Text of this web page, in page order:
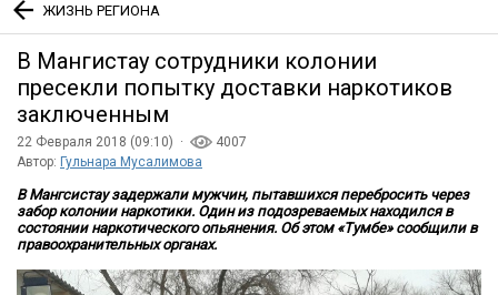
ЖИЗНЬ РЕГИОНА
В Мангистау сотрудники колонии
пресекли попытку доставки наркотиков
заключенным
22 Февраля 2018 (09:10) ·
4007
Автор: Гульнара Мусалимова
В Мангсистау задержали мужчин, пытавшихся перебросить через
забор колонии наркотики. Один из подозреваемых находился в
состоянии наркотического опьянения. Об этом «Тумбе» сообщили в
правоохранительных органах.